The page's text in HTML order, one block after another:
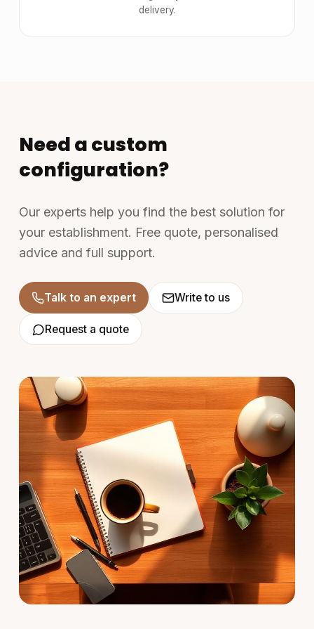
delivery.
Need a custom
configuration?
Our experts help you find the best solution for
your establishment. Free quote, personalised
advice and full support.
Talk to an expert Write to us
Request a quote